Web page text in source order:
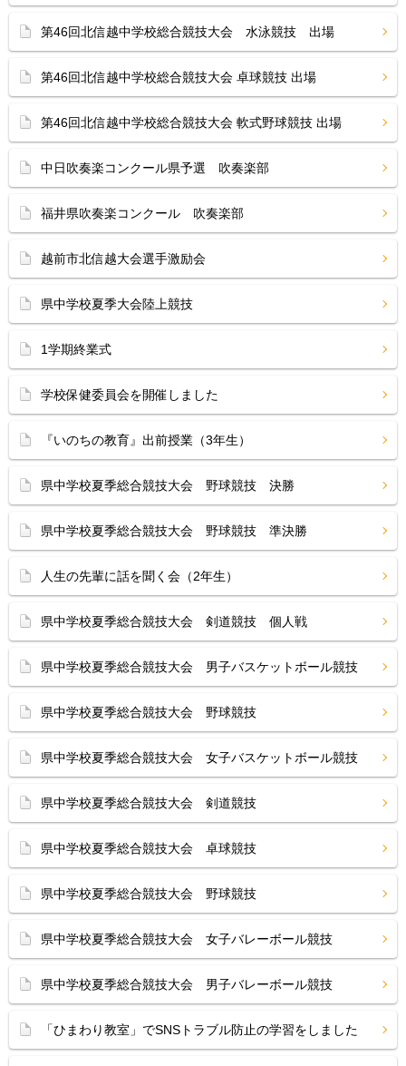
第46回北信越中学校総合競技大会 水泳競技 出場
第46回北信越中学校総合競技大会 卓球競技 出場
第46回北信越中学校総合競技大会 軟式野球競技 出場
中日吹奏楽コンクール県予選 吹奏楽部
福井県吹奏楽コンクール 吹奏楽部
越前市北信越大会選手激励会
県中学校夏季大会陸上競技
1学期終業式
学校保健委員会を開催しました
『いのちの教育』出前授業（3年生）
県中学校夏季総合競技大会 野球競技 決勝
県中学校夏季総合競技大会 野球競技 準決勝
人生の先輩に話を聞く会（2年生）
県中学校夏季総合競技大会 剣道競技 個人戦
県中学校夏季総合競技大会 男子バスケットボール競技
県中学校夏季総合競技大会 野球競技
県中学校夏季総合競技大会 女子バスケットボール競技
県中学校夏季総合競技大会 剣道競技
県中学校夏季総合競技大会 卓球競技
県中学校夏季総合競技大会 野球競技
県中学校夏季総合競技大会 女子バレーボール競技
県中学校夏季総合競技大会 男子バレーボール競技
「ひまわり教室」でSNSトラブル防止の学習をしました